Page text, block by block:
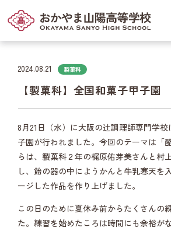
2024.08.21 製菓科
【製菓科】全国和菓子甲子園
8月21日（水）に大阪の辻調理師専門学
子園が行われました。今回のテーマは「
らは、製菓科２年の梶原佑芽美さんと村
し、飴の器の中にようかんと牛乳寒天を
ージした作品を作り上げました。
この日のために夏休み前からたくさんの
た。練習を始めたころは時間にも余裕が